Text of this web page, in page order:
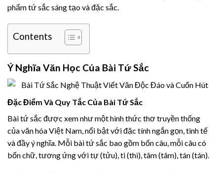
phẩm tứ sắc sáng tạo và đặc sắc.
Contents
Ý Nghĩa Văn Học Của Bài Tứ Sắc
Đặc Điểm Và Quy Tắc Của Bài Tứ Sắc
Bài tứ sắc được xem như một hình thức thơ truyền thống
của văn hóa Việt Nam, nổi bật với đặc tính ngắn gọn, tinh tế
và đầy ý nghĩa. Mỗi bài tứ sắc bao gồm bốn câu, mỗi câu có
bốn chữ, tương ứng với tự (tửu), ti (thì), tâm (tâm), tán (tán).